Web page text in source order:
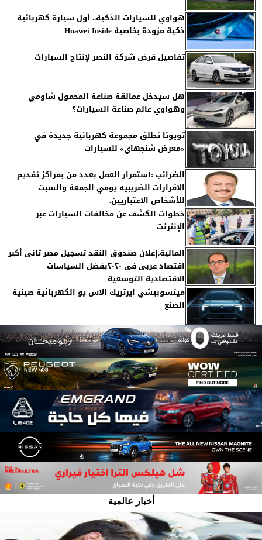
هواوي للسيارات الذكية.. أول سيارة كهربائية
ذكية مزودة بخاصية Huawei Inside
تفاصيل قرض شركة النصر لإنتاج السيارات
هل سيدخل عمالقة صناعة المحمول شاومي
وهواوي عالم صناعة السيارات؟
تويوتا تطلق مجموعة كهربائية جديدة في
«معرض شنجهاي» للسيارات
الضرائب :أستمرار العمل بعدد من بمراكز تقديم
الاقرارات الضريبيه يومي الجمعة والسبت
للأشخاص الاعتباريين.
خطوات الكشف عن مخالفات السيارات عبر
الإنترنت
المالية.إعلان صندوق النقد تسجيل مصر ثانى أكبر
اقتصاد عربى فى ٢٠٢٠بفضل السياسات
الاقتصادية التوسعية
ميتسوبيشي ايرتريك الاس يو الكهربائية صينية
الصنع
أخبار عالمية